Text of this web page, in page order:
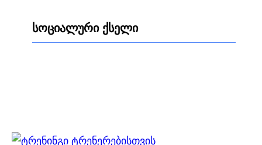
სოციალური ქსელი